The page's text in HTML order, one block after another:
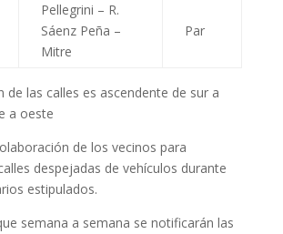
Pellegrini – R.
Sáenz Peña –
Mitre
Par
de las calles es ascendente de sur a
a oeste
de los vecinos para
despejadas de vehículos durante
estipulados.
semana a semana se notificarán las